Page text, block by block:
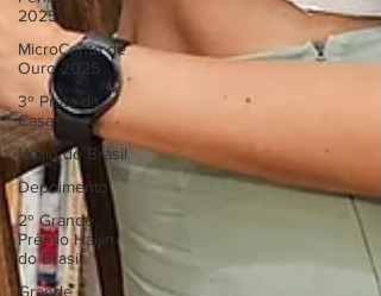
2025
MicroConto de
Ouro 2025
3º Prata da
Casa
Haijin do Brasil
Depoimento
2º Grande
Prêmio Haijin
do Brasil
Grande